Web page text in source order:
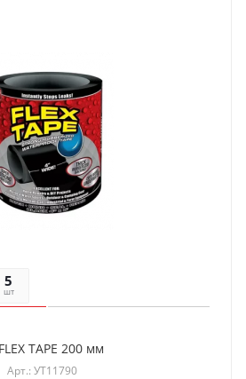
05
шт
TAPE 200 мм
Арт.: УТ11790